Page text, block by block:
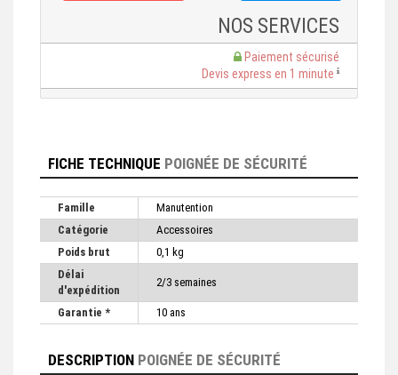
NOS SERVICES
Paiement sécurisé
Devis express en 1 minute
FICHE TECHNIQUE POIGNÉE DE SÉCURITÉ
Famille
Manutention
Catégorie
Accessoires
Poids brut
0,1 kg
Délai
d'expédition
2/3 semaines
Garantie * 10 ans
DESCRIPTION POIGNÉE DE SÉCURITÉ